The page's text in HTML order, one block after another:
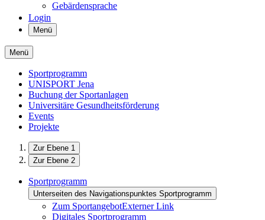
Gebärdensprache
Login
Menü
Menü
Sportprogramm
UNISPORT Jena
Buchung der Sportanlagen
Universitäre Gesundheitsförderung
Events
Projekte
Zur Ebene 1
Zur Ebene 2
Sportprogramm
Unterseiten des Navigationspunktes Sportprogramm
Zum SportangebotExterner Link
Digitales Sportprogramm